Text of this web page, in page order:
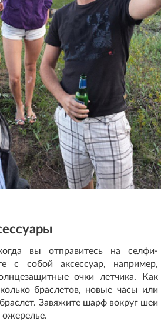
вы отправитесь на селфи-
с собой аксессуар, например,
очки летчика. Как
браслетов, новые часы или
Завяжите шарф вокруг шеи
ожерелье.